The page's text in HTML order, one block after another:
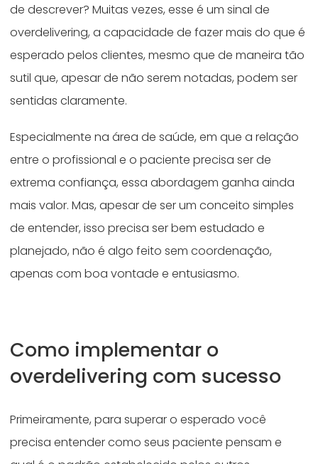
de descrever? Muitas vezes, esse é um sinal de
overdelivering, a capacidade de fazer mais do que é
esperado pelos clientes, mesmo que de maneira tão
sutil que, apesar de não serem notadas, podem ser
sentidas claramente.
Especialmente na área de saúde, em que a relação
entre o profissional e o paciente precisa ser de
extrema confiança, essa abordagem ganha ainda
mais valor. Mas, apesar de ser um conceito simples
de entender, isso precisa ser bem estudado e
planejado, não é algo feito sem coordenação,
apenas com boa vontade e entusiasmo.
Como implementar o
overdelivering com sucesso
Primeiramente, para superar o esperado você
precisa entender como seus paciente pensam e